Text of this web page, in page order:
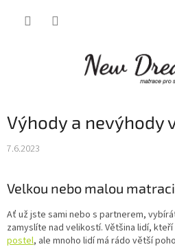
Výhody a nevýhody
7.6.2023
Velkou nebo malou
Ať už jste sami nebo s partnerem,
zamyslíte nad velikostí. Většina lidí,
postel, ale mnoho lidí má rádo větší